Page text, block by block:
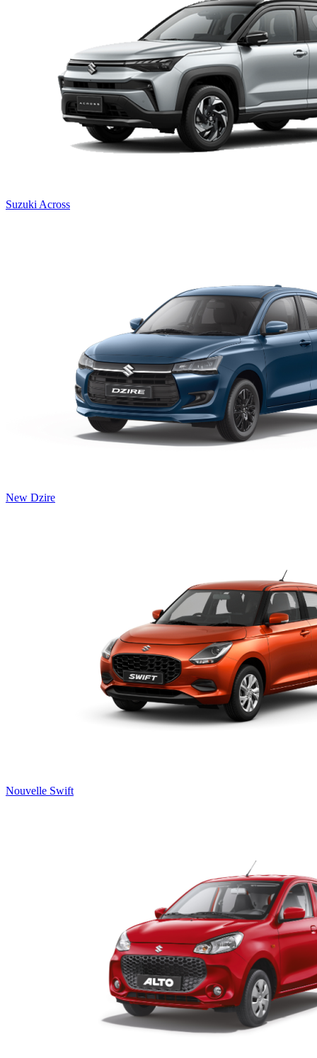
Suzuki Across
New Dzire
Nouvelle Swift